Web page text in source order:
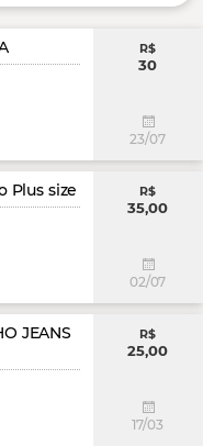
R$
30
23/07
Plus size R$
35,00
02/07
JEANS
R$
25,00
17/03